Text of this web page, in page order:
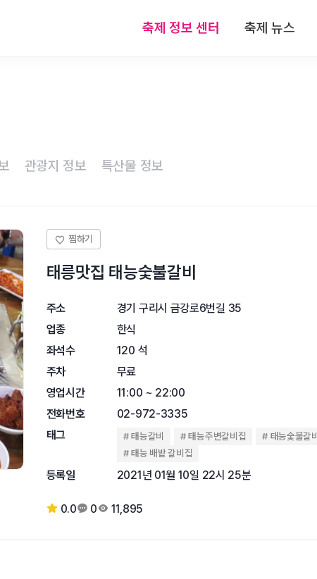
축제 정보 센터 축제 뉴스
관광지 정보
관광지 정보 특산물 정보
태릉맛집 태능숯불갈비
주소
경기 구리시 금강로6번길 35
업종
한식
좌석수
120 석
주차
무료
영업시간
11:00 ~ 22:00
전화번호
02-972-3335
태그
태능갈비 태능주변갈비집 태능숯불갈비
태능 배밭 갈비집
등록일 2021년 01월 10일 22시 25분
0.0 0 11,895